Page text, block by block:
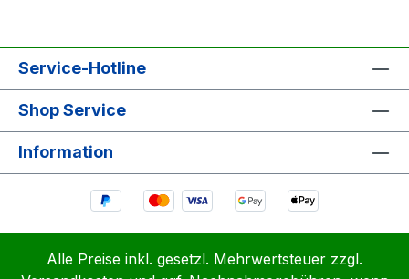
Service-Hotline
Shop Service
Information
Alle Preise inkl. gesetzl. Mehrwertsteuer zzgl.